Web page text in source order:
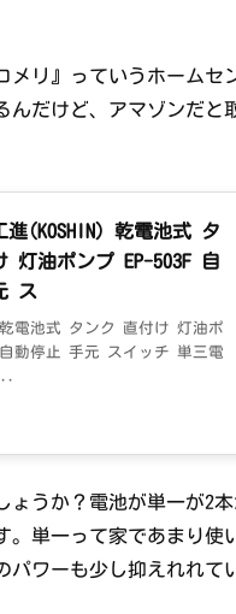
メリ』っていうホームセ
んだけど、アマゾンだと
進(KOSHIN) 乾電池式 タ
灯油ポンプ EP-503F 自
ス
乾電池式 タンク 直付け 灯油ポ
自動停止 手元 スイッチ 単三電
ょうか？電池が単一が2
。単一って家であまり使
パワーも少し抑えれれて